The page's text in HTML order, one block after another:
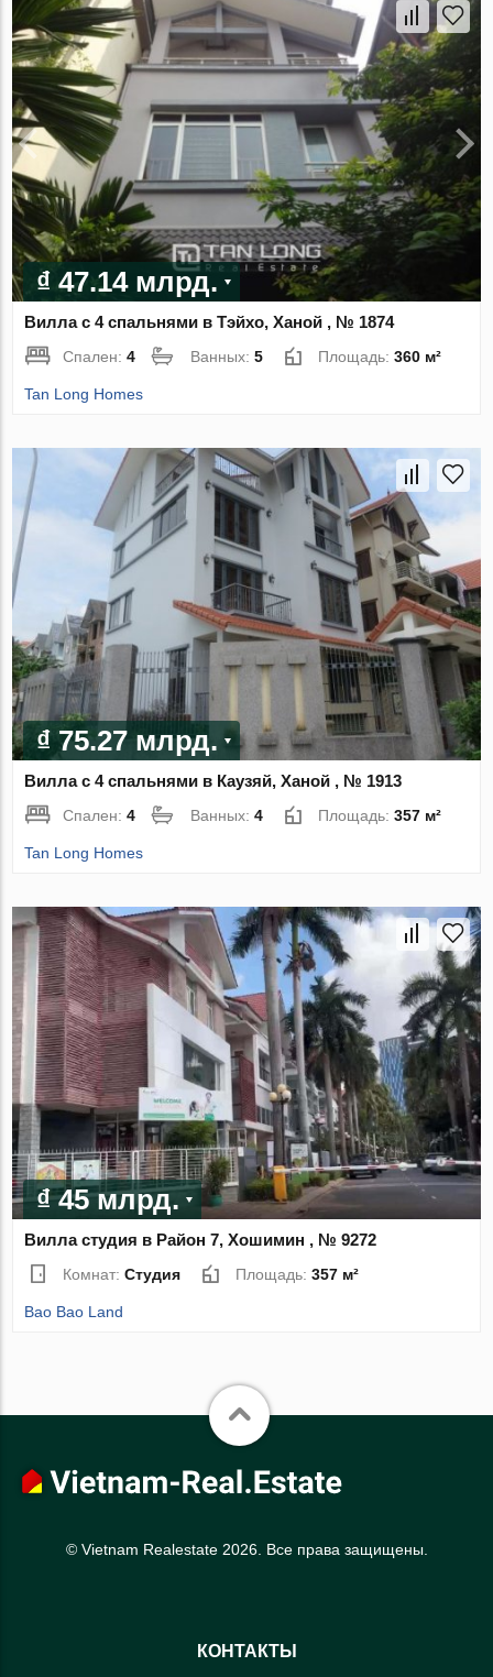
₫ 47.14 млрд.
Вилла с 4 спальнями в Тэйхо, Ханой , № 1874
Спален:4 Ванных:5 Площадь:360 м²
Tan Long Homes
₫ 75.27 млрд.
Вилла с 4 спальнями в Каузяй, Ханой , № 1913
Спален:4 Ванных:4 Площадь:357 м²
Tan Long Homes
₫ 45 млрд.
Вилла студия в Район 7, Хошимин , № 9272
Комнат:Студия Площадь:357 м²
Bao Bao Land
© Vietnam Realestate 2026. Все права защищены.
КОНТАКТЫ